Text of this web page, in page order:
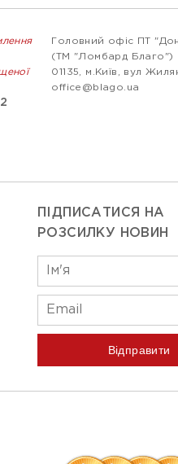
Головний офіс ПТ
(ТМ "Ломбард Благо")
01135, м.Київ, вул
office@blago.ua
ПІДПИСАТИСЯ НА
РОЗСИЛКУ НОВИН
Відправити